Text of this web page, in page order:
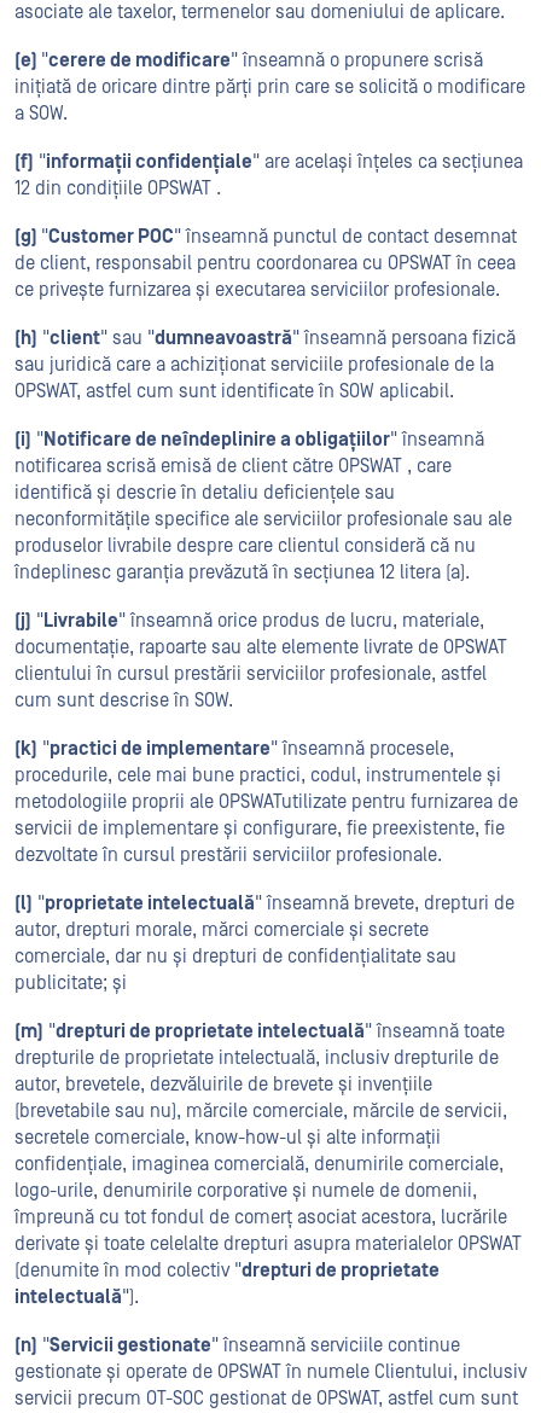
asociate ale taxelor, termenelor sau domeniului de aplicare.
(e) "cerere de modificare" înseamnă o propunere scrisă
inițiată de oricare dintre părți prin care se solicită o modificare
a SOW.
(f) "informații confidențiale" are același înțeles ca secțiunea
12 din condițiile OPSWAT .
(g) "Customer POC" înseamnă punctul de contact desemnat
de client, responsabil pentru coordonarea cu OPSWAT în ceea
ce privește furnizarea și executarea serviciilor profesionale.
(h) "client" sau "dumneavoastră" înseamnă persoana fizică
sau juridică care a achiziționat serviciile profesionale de la
OPSWAT, astfel cum sunt identificate în SOW aplicabil.
(i) "Notificare de neîndeplinire a obligațiilor" înseamnă
notificarea scrisă emisă de client către OPSWAT , care
identifică și descrie în detaliu deficiențele sau
neconformitățile specifice ale serviciilor profesionale sau ale
produselor livrabile despre care clientul consideră că nu
îndeplinesc garanția prevăzută în secțiunea 12 litera (a).
(j) "Livrabile" înseamnă orice produs de lucru, materiale,
documentație, rapoarte sau alte elemente livrate de OPSWAT
clientului în cursul prestării serviciilor profesionale, astfel
cum sunt descrise în SOW.
(k) "practici de implementare" înseamnă procesele,
procedurile, cele mai bune practici, codul, instrumentele și
metodologiile proprii ale OPSWATutilizate pentru furnizarea de
servicii de implementare și configurare, fie preexistente, fie
dezvoltate în cursul prestării serviciilor profesionale.
(l) "proprietate intelectuală" înseamnă brevete, drepturi de
autor, drepturi morale, mărci comerciale și secrete
comerciale, dar nu și drepturi de confidențialitate sau
publicitate; și
(m) "drepturi de proprietate intelectuală" înseamnă toate
drepturile de proprietate intelectuală, inclusiv drepturile de
autor, brevetele, dezvăluirile de brevete și invențiile
(brevetabile sau nu), mărcile comerciale, mărcile de servicii,
secretele comerciale, know-how-ul și alte informații
confidențiale, imaginea comercială, denumirile comerciale,
logo-urile, denumirile corporative și numele de domenii,
împreună cu tot fondul de comerț asociat acestora, lucrările
derivate și toate celelalte drepturi asupra materialelor OPSWAT
(denumite în mod colectiv "drepturi de proprietate
intelectuală").
(n) "Servicii gestionate" înseamnă serviciile continue
gestionate și operate de OPSWAT în numele Clientului, inclusiv
servicii precum OT-SOC gestionat de OPSWAT, astfel cum sunt